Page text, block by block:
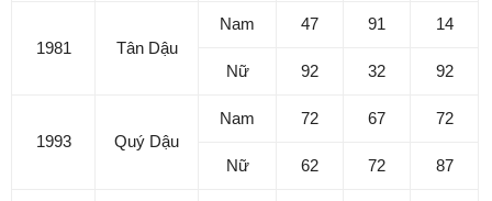
1981 Tân Dậu
Nam 47 91 14
Nữ 92 32 92
1993 Quý Dậu
Nam 72 67 72
Nữ 62 72 87